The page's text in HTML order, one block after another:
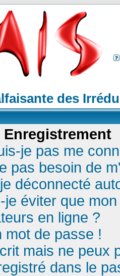
des
je pas me
pas besoin de
déconnecté
je éviter que
en ligne ?
mot de passe !
mais ne peux
dans le